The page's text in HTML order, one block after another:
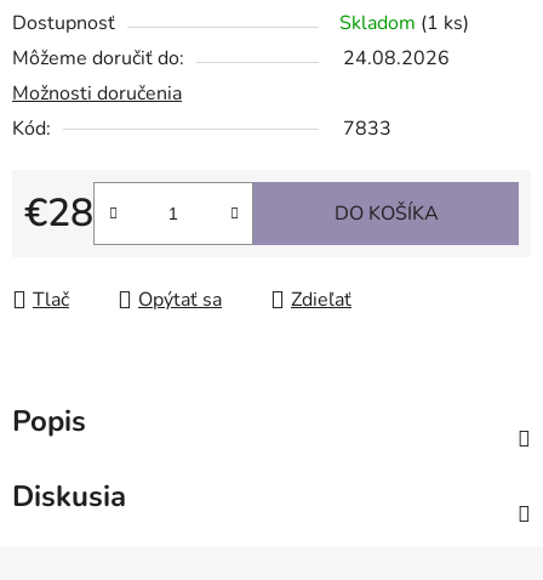
Dostupnosť Skladom (1 ks)
Môžeme doručiť do:
24.08.2026
Možnosti doručenia
Kód:
7833
€28
Jednotková cena:
DO KOŠÍKA
Tlač Opýtať sa Zdieľať
Popis
Diskusia